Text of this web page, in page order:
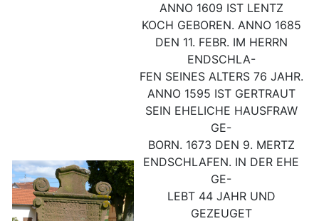
ANNO 1609 IST LENTZ
KOCH GEBOREN. ANNO 1685
DEN 11. FEBR. IM HERRN
ENDSCHLA-
FEN SEINES ALTERS 76 JAHR.
ANNO 1595 IST GERTRAUT
SEIN EHELICHE HAUSFRAW
GE-
BORN. 1673 DEN 9. MERTZ
ENDSCHLAFEN. IN DER EHE
GE-
LEBT 44 JAHR UND
GEZEUGET